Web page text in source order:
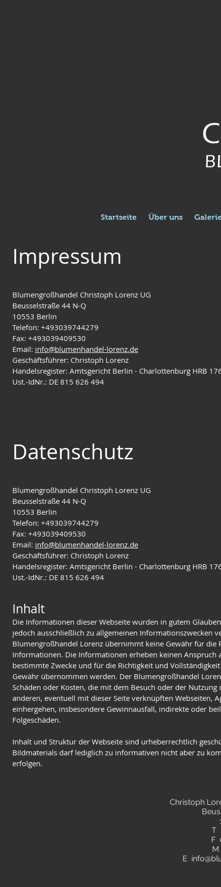
Impressum
Blumengroßhandel Christoph Lorenz UG
Beusselstraße 44 N-Q
10553 Berlin
Telefon: +493039744279
Fax: +493039409530
Email: info@blumenhandel-lorenz.de
Geschäftsführer: Christoph Lorenz
Handelsregister: Amtsgericht Berlin - Charlottenburg HRB
Ust.-IdNr.: DE 815 626 494
Datenschutz
Blumengroßhandel Christoph Lorenz UG
Beusselstraße 44 N-Q
10553 Berlin
Telefon: +493039744279
Fax: +493039409530
Email: info@blumenhandel-lorenz.de
Geschäftsführer: Christoph Lorenz
Handelsregister: Amtsgericht Berlin - Charlottenburg HRB
Ust.-IdNr.: DE 815 626 494
Inhalt
Die Informationen dieser Webseite wurden in gutem
jedoch ausschließlich zu allgemeinen Informationszwecken
Blumengroßhandel Lorenz übernimmt keine Gewähr für die
Informationen. Die Informationen erheben keinen Anspruch
bestimmte Zwecke und für die Richtigkeit und
Gewähr übernommen werden. Der Blumengroßhandel
Schäden oder Kosten, die mit dem Besuch oder der Nutzung
anderen, eventuell mit dieser Seite verknüpften Webseiten,
einhergehen, insbesondere Gewinnausfall, indirekte oder
Folgeschäden.
Inhalt und Struktur der Webseite sind urheberrechtlich
Bildmaterials darf lediglich zu informativen nicht aber zu
erfolgen.
Startseite Über uns
Christoph
T
F
M
E